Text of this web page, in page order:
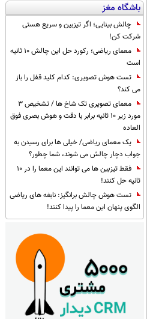
باشگاه مغز
چالش بینایی؛ اگر تیزبین و سریع هستی
شرکت کن!
معمای ریاضی؛ رکورد حل این چالش 10 ثانیه
است
تست هوش تصویری: کدام کلید قفل را باز
می کند؟
معمای تصویری تک شاخ ها / تشخیص 3
مورد زیر 10 ثانیه برابر با دقت و هوش بصری فوق
العاده
یک معمای ریاضی/ خیلی ها برای رسیدن به
جواب دچار چالش می شوند، شما چطور؟
فقط تیزبین ها می توانند این معما را در 10
ثانیه حل کنند!
تست هوش چالش برانگیز: نابغه های ریاضی
الگوی پنهان این معما را پیدا کنند!